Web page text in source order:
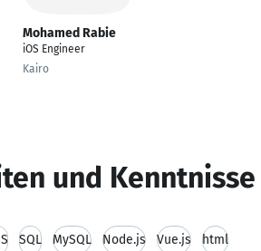
Mohamed Rabie
iOS Engineer
Kairo
und Kenntnisse
SQL MySQL Node.js Vue.js html